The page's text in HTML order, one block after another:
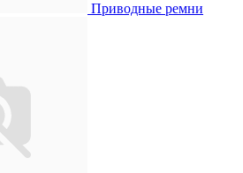
Приводные ремни